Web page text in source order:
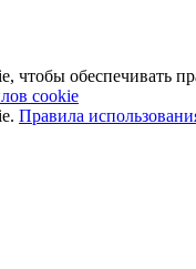
обеспечивать
cookie
Правила